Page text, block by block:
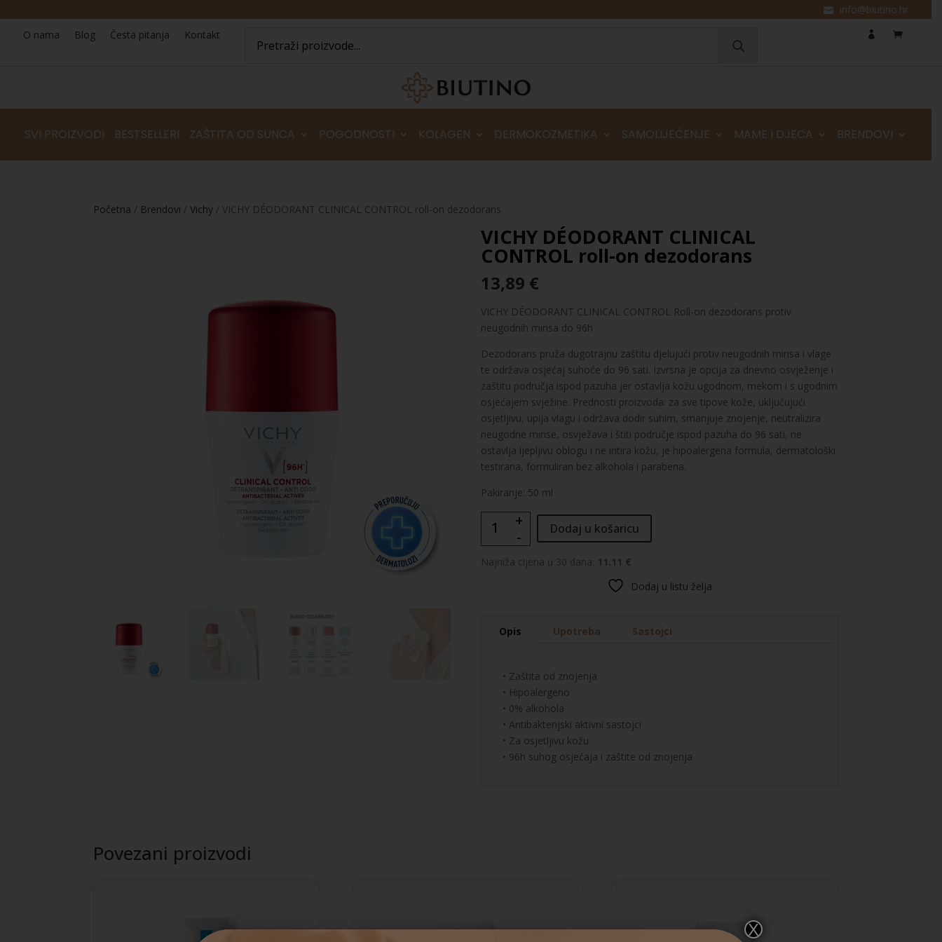
info@biutino.hr
O nama
Blog Česta pitanja Kontakt
SVI PROIZVODI BESTSELLERI ZAŠTITA OD SUNCA POGODNOSTI KOLAGEN DERMOKOZMETIKA SAMOLIJEČENJE MAME I DJECA BRENDOVI
Početna / Brendovi / Vichy/ VICHY DÉODORANT CLINICAL CONTROL roll-on dezodorans
VICHY DÉODORANT CLINICAL
CONTROL roll-on dezodorans
13,89 €
VICHY DÉODORANT CLINICAL CONTROL Roll-on dezodorans protiv
neugodnih mirisa do 96h
Dezodorans pruža dugotrajnu zaštitu djelujući protiv neugodnih mirisa i vlage
te održava osjećaj suhoće do 96 sati. Izvrsna je opcija za dnevno osvježenje i
zaštitu područja ispod pazuha jer ostavlja kožu ugodnom, mekom i s ugodnim
osjećajem svježine. Prednosti proizvoda: za sve tipove kože, uključujući
osjetljivu, upija vlagu i održava dodir suhim, smanjuje znojenje, neutralizira
neugodne mirise, osvježava i štiti područje ispod pazuha do 96 sati, ne
ostavlja ljepljivu oblogu i ne iritira kožu, je hipoalergena formula, dermatološki
testirana, formuliran bez alkohola i parabena.
Pakiranje: 50 ml
DÉODORANT
CONTROL
količina
+
-
Dodaj u košaricu
Najniža cijena u 30 dana: 11.11 €
Dodaj u listu želja
Opis Upotreba Sastojci
• Zaštita od znojenja
• Hipoalergeno
• 0% alkohola
• Antibakterijski aktivni sastojci
• Za osjetljivu kožu
• 96h suhog osjećaja i zaštite od znojenja
Povezani proizvodi
X